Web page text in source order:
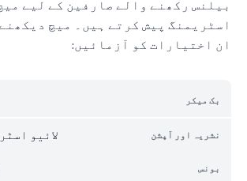
بیلنس رکھنے والے صارفین کے لیے میچ
اسٹریمنگ پیش کرتے ہیں۔ میچ
ان اختیارات کو آزمائیں:
لائیو